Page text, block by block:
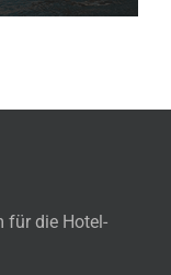
für die Hotel-